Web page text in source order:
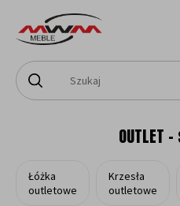
OUTLET
Łóżka
outletowe
Krzesła
outletowe